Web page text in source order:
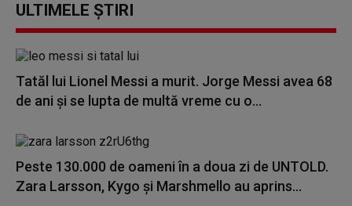
ULTIMELE ȘTIRI
Tatăl lui Lionel Messi a murit. Jorge Messi avea 68
de ani și se lupta de multă vreme cu o...
Peste 130.000 de oameni în a doua zi de UNTOLD.
Zara Larsson, Kygo și Marshmello au aprins...